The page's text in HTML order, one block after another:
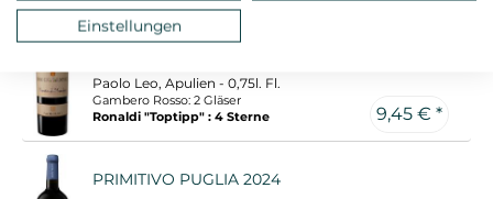
PRIMITIVO DI MANDURIA PASSO DEL
Paolo Leo, Apulien - 0,75l. Fl.
Gambero Rosso: 2 Gläser
Ronaldi "Toptipp" : 4 Sterne
9,45 € *
PRIMITIVO PUGLIA 2024
Einstellungen